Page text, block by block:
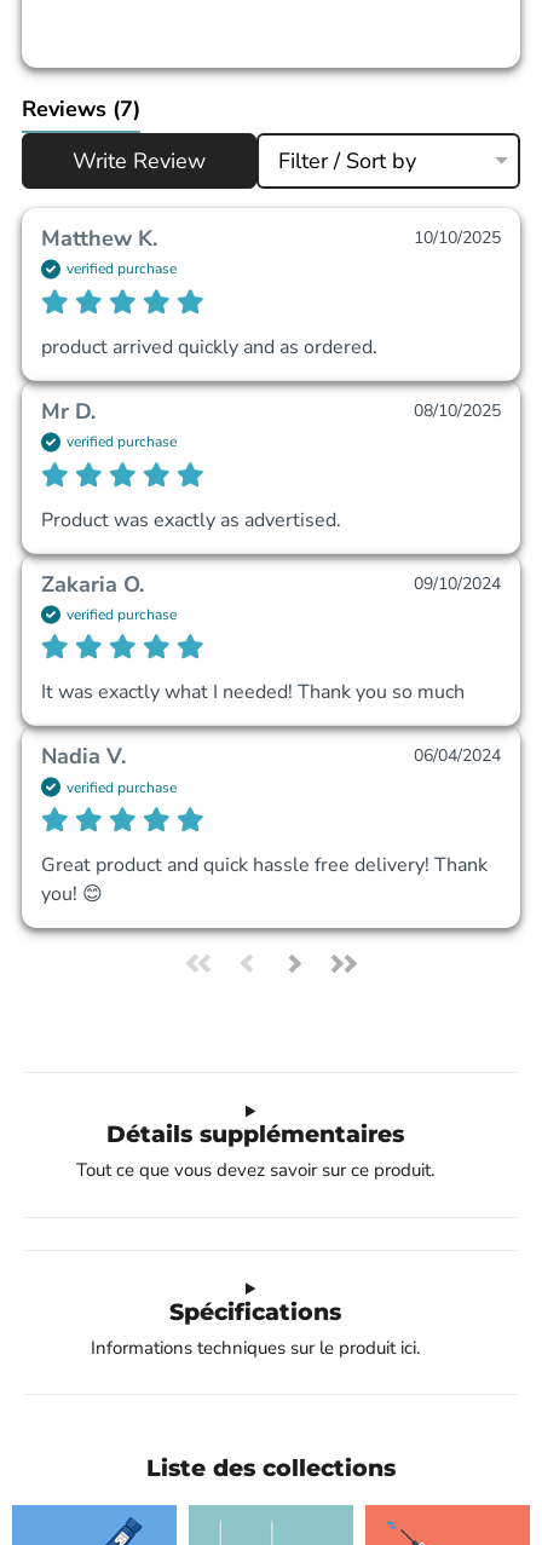
Reviews (7)
Write Review
Filter / Sort by
Matthew K. 10/10/2025
verified purchase
product arrived quickly and as ordered.
Mr D. 08/10/2025
verified purchase
Product was exactly as advertised.
Zakaria O. 09/10/2024
verified purchase
It was exactly what I needed! Thank you so much
Nadia V. 06/04/2024
verified purchase
Great product and quick hassle free delivery! Thank
you! 😊
Détails supplémentaires
Tout ce que vous devez savoir sur ce produit.
Spécifications
Informations techniques sur le produit ici.
Liste des collections